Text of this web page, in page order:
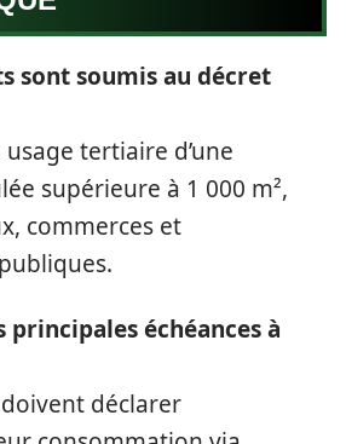
sont soumis au décret
tertiaire d’une
supérieure à 1 000 m²,
commerces et
principales échéances à
déclarer